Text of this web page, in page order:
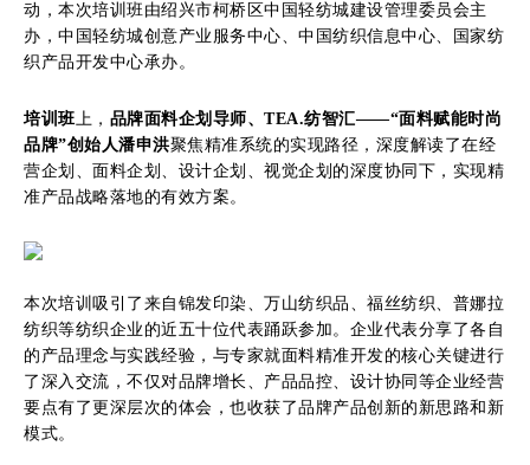
动，本次培训班由绍兴市柯桥区中国轻纺城建设管理委员会主
办，中国轻纺城创意产业服务中心、中国纺织信息中心、国家纺
织产品开发中心承办。
培训班上， 品牌面料企划导师、TEA.纺智汇——“面料赋能时尚
品牌”创始人潘申洪聚焦精准系统的实现路径，深度解读了在经
营企划、面料企划、设计企划、视觉企划的深度协同下，实现精
准产品战略落地的有效方案。
本次培训吸引了来自锦发印染、万山纺织品、福丝纺织、普娜拉
纺织等纺织企业的近五十位代表踊跃参加。企业代表分享了各自
的产品理念与实践经验，与专家就面料精准开发的核心关键进行
了深入交流，不仅对品牌增长、产品品控、设计协同等企业经营
要点有了更深层次的体会，也收获了品牌产品创新的新思路和新
模式。